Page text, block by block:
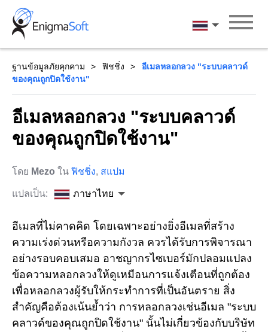
Skip
content
ภาษาไทย
ฐานข้อมูลภัยคุกคาม ฟิชชิ่ง
อีเมลหลอกลวง "ระบบคลาวด์
ของคุณถูกปิดใช้งาน"
อีเมลหลอกลวง "ระบบคลาวด์
ของคุณถูกปิดใช้งาน"
โดย Mezo ใน ฟิชชิ่ง, สแปม
แปลเป็น: ภาษาไทย
อีเมลที่ไม่คาดคิด โดยเฉพาะอย่างยิ่งอีเมลที่สร้าง
ความเร่งด่วนหรือความกังวล ควรได้รับการพิจารณา
อย่างรอบคอบเสมอ อาชญากรไซเบอร์มักปลอมแปลง
ข้อความหลอกลวงให้ดูเหมือนการแจ้งเตือนที่ถูกต้อง
เพื่อหลอกลวงผู้รับให้กระทำการที่เป็นอันตราย สิ่ง
สำคัญคือต้องเน้นย้ำว่า การหลอกลวงเช่นอีเมล "ระบบ
คลาวด์ของคุณถูกปิดใช้งาน" นั้นไม่เกี่ยวข้องกับบริษัท